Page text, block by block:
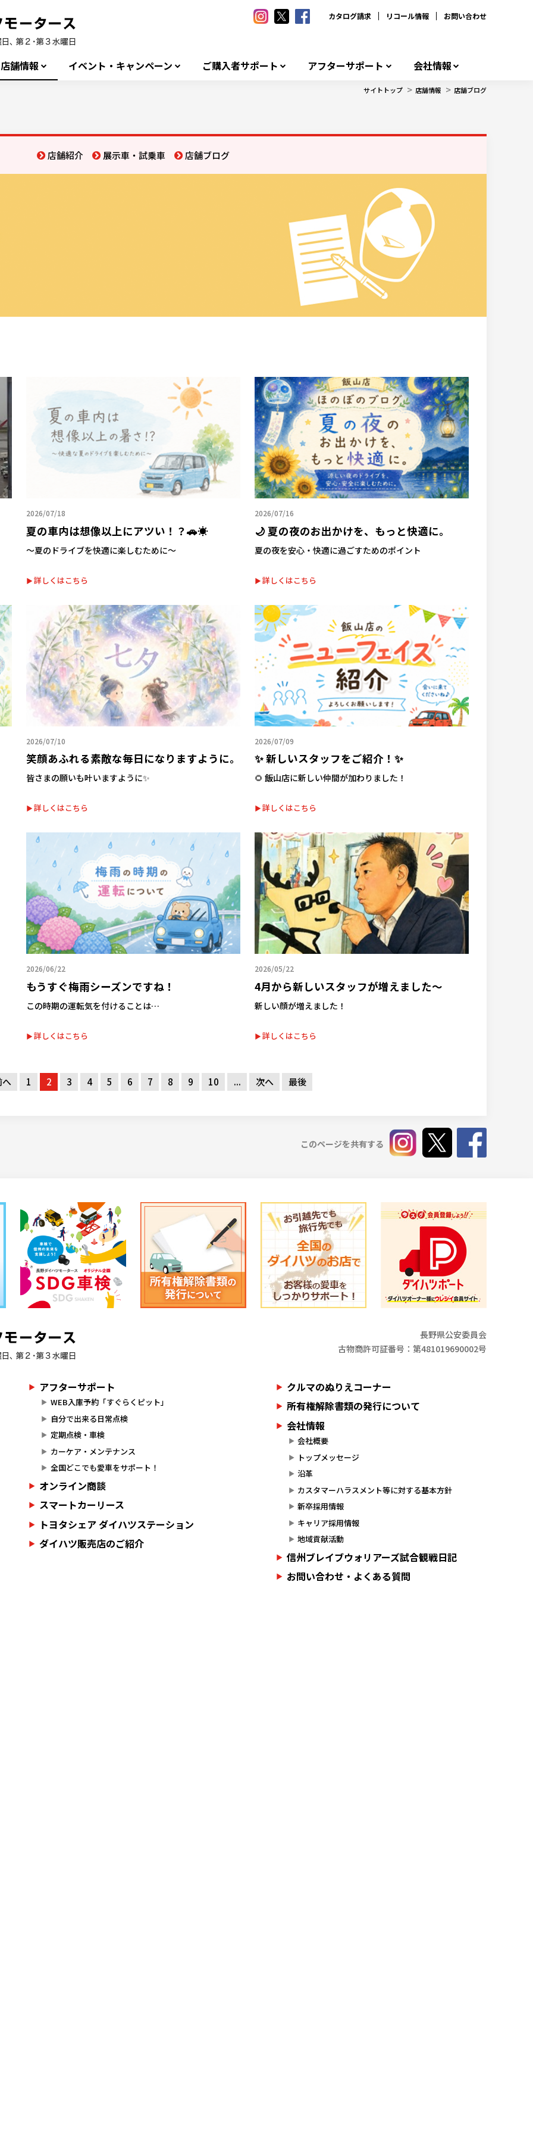
カタログ請求 リコール情報 お問い合わせ
店舗情報 イベント・キャンペーン ご購入者サポート アフターサポート 会社情報
サイトトップ > 店舗情報 > 店舗ブログ
店舗紹介 展示車・試乗車 店舗ブログ
2026/07/18
夏の車内は想像以上にアツい！？🚗☀️
～夏のドライブを快適に楽しむために～
詳しくはこちら
2026/07/16
🌙 夏の夜のお出かけを、もっと快適に。
夏の夜を安心・快適に過ごすためのポイント
詳しくはこちら
2026/07/10
笑顔あふれる素敵な毎日になりますように。
皆さまの願いも叶いますように✨
詳しくはこちら
2026/07/09
✨ 新しいスタッフをご紹介！✨
🌻 飯山店に新しい仲間が加わりました！
詳しくはこちら
2026/06/22
もうすぐ梅雨シーズンですね！
この時期の運転気を付けることは…
詳しくはこちら
2026/05/22
4月から新しいスタッフが増えました～
新しい顔が増えました！
詳しくはこちら
1 2 3 4 5 6 7 8 9 10 ... 次へ 最後
このページを共有する
長野県公安委員会
古物商許可証番号：第481019690002号
アフターサポート
WEB入庫予約「すぐらくピット」
自分で出来る日常点検
定期点検・車検
カーケア・メンテナンス
全国どこでも愛車をサポート！
オンライン商談
スマートカーリース
トヨタシェア ダイハツステーション
ダイハツ販売店のご紹介
クルマのぬりえコーナー
所有権解除書類の発行について
会社情報
会社概要
トップメッセージ
沿革
カスタマーハラスメント等に対する基本方針
新卒採用情報
キャリア採用情報
地域貢献活動
信州ブレイブウォリアーズ試合観戦日記
お問い合わせ・よくある質問